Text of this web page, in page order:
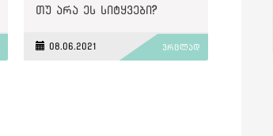
თუ არა ეს სიტყვები?
08.06.2021 ვრცლად